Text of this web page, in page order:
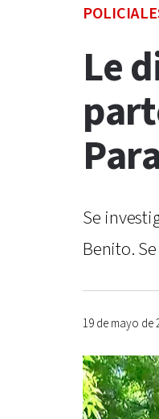
Le
Se
Benito.
19 de mayo de